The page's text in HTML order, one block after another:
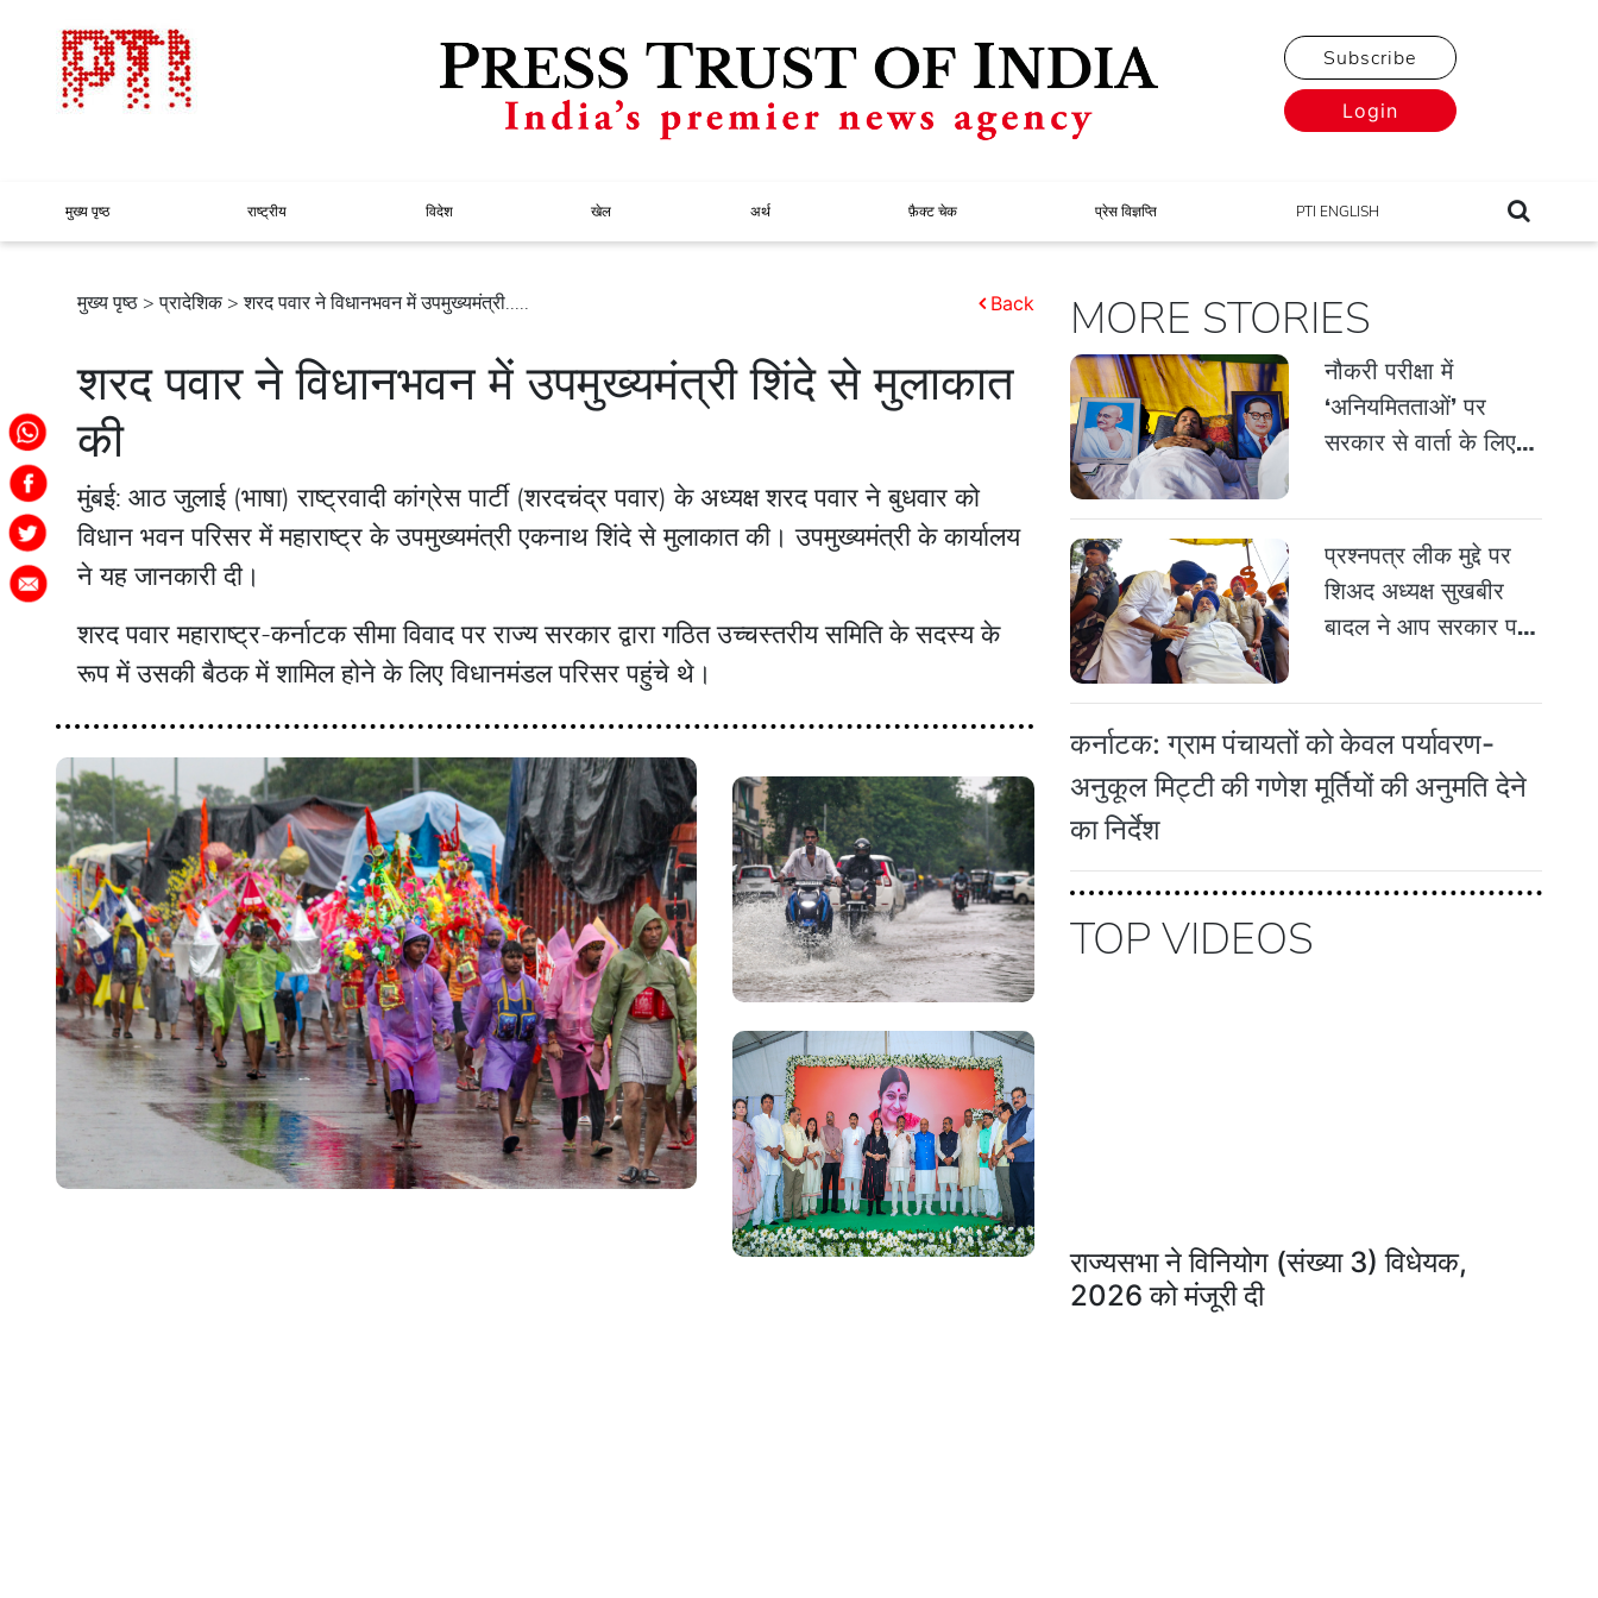
Subscribe
Login
मुख्य पृष्ठ राष्ट्रीय विदेश खेल अर्थ फ़ैक्ट चेक प्रेस विज्ञप्ति PTI ENGLISH
मुख्य पृष्ठ >प्रादेशिक> शरद पवार ने विधानभवन में उपमुख्यमंत्री..... Back
शरद पवार ने विधानभवन में उपमुख्यमंत्री शिंदे से मुलाकात
की
मुंबई: आठ जुलाई (भाषा) राष्ट्रवादी कांग्रेस पार्टी (शरदचंद्र पवार) के अध्यक्ष शरद पवार ने बुधवार को
विधान भवन परिसर में महाराष्ट्र के उपमुख्यमंत्री एकनाथ शिंदे से मुलाकात की। उपमुख्यमंत्री के कार्यालय
ने यह जानकारी दी।
शरद पवार महाराष्ट्र-कर्नाटक सीमा विवाद पर राज्य सरकार द्वारा गठित उच्चस्तरीय समिति के सदस्य के
रूप में उसकी बैठक में शामिल होने के लिए विधानमंडल परिसर पहुंचे थे।
MORE STORIES
नौकरी परीक्षा में
‘अनियमितताओं’ पर
सरकार से वार्ता के लिए
सदस्यीय टीम घोषित की
प्रश्नपत्र लीक मुद्दे पर
शिअद अध्यक्ष सुखबीर
बादल ने आप सरकार पर
कर्नाटक: ग्राम पंचायतों को केवल पर्यावरण-
अनुकूल मिट्टी की गणेश मूर्तियों की अनुमति देने
का निर्देश
TOP VIDEOS
राज्यसभा ने विनियोग (संख्या 3) विधेयक,
2026 को मंजूरी दी